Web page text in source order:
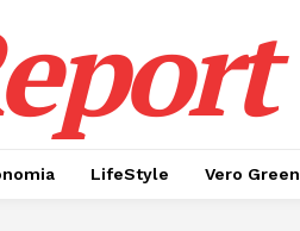
LifeStyle Vero Green